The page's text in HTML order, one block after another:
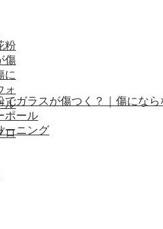
ロ
でガラスが傷つく？｜傷にな
ポール
ーニング